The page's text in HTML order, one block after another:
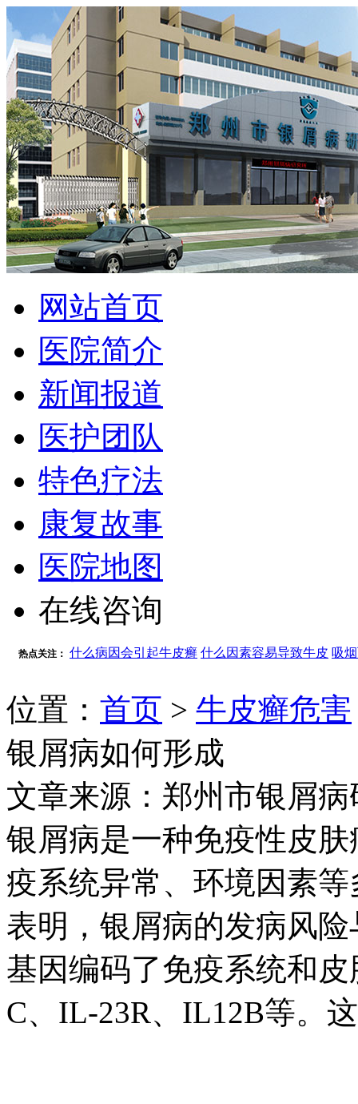
网站首页
医院简介
新闻报道
医护团队
特色疗法
康复故事
医院地图
在线咨询
热点关注： 什么病因会引起牛皮癣 什么因素容易导致牛皮 吸
位置： 首页 > 牛皮癣危害
银屑病如何形成
文章来源：郑州市银屑病
银屑病是一种免疫性皮
疫系统异常、环境因素
表明，银屑病的发病风
基因编码了免疫系统和
C、IL-23R、IL12B等。